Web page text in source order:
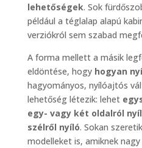
lehetőségek. Sok
például a téglalap alapú
verziókról sem szabad
A forma mellett a másik
eldöntése, hogyhogyan
hagyományos, nyílóajtós
lehetőség létezik: lehet
egy- vagy két oldalról
szélről nyíló. Sokan
modelleket is, amiknek